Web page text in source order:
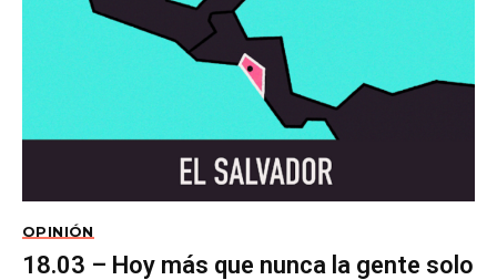
OPINIÓN
18.03 – Hoy más que nunca la gente solo